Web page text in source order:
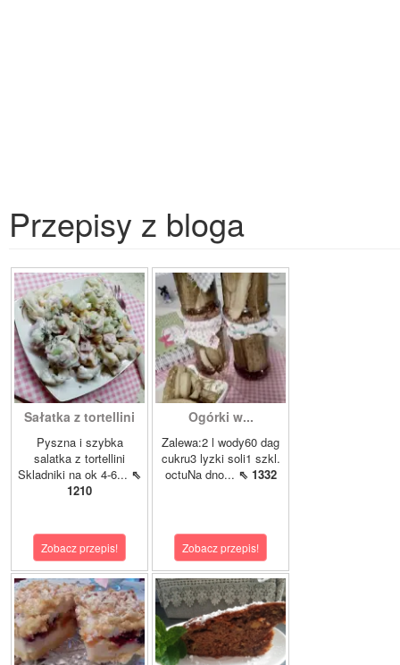
Przepisy z bloga
Sałatka z tortellini
Pyszna i szybka
salatka z tortellini
Skladniki na ok 4-6... ⇖
1210
Zobacz przepis!
Ogórki w...
Zalewa:2 l wody60 dag
cukru3 lyzki soli1 szkl.
octuNa dno... ⇖ 1332
Zobacz przepis!